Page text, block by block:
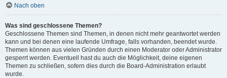
Nach oben
Was sind geschlossene Themen?
Geschlossene Themen sind Themen, in denen nicht mehr geantwortet werden
kann und bei denen eine laufende Umfrage, falls vorhanden, beendet wurde.
Themen können aus vielen Gründen durch einen Moderator oder Administrator
gesperrt werden. Eventuell hast du auch die Möglichkeit, deine eigenen
Themen zu schließen, sofern dies durch die Board-Administration erlaubt
wurde.